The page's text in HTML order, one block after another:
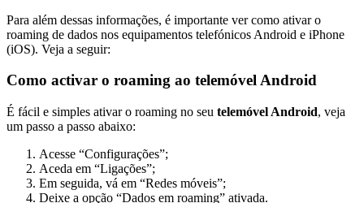
Para além dessas informações, é importante ver como ativar o
roaming de dados nos equipamentos telefónicos Android e iPhone
(iOS). Veja a seguir:
Como activar o roaming ao telemóvel Android
É fácil e simples ativar o roaming no seu telemóvel Android, veja
um passo a passo abaixo:
Acesse “Configurações”;
Aceda em “Ligações”;
Em seguida, vá em “Redes móveis”;
Deixe a opção “Dados em roaming” ativada.